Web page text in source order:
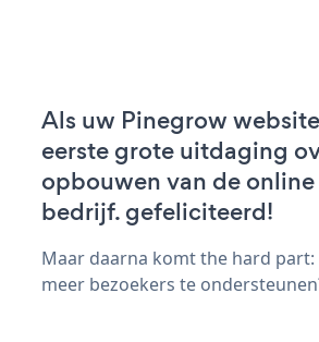
Als uw Pinegrow
eerste grote uitdaging
opbouwen van de
bedrijf. gefeliciteerd!
Maar daarna komt the hard
meer bezoekers te